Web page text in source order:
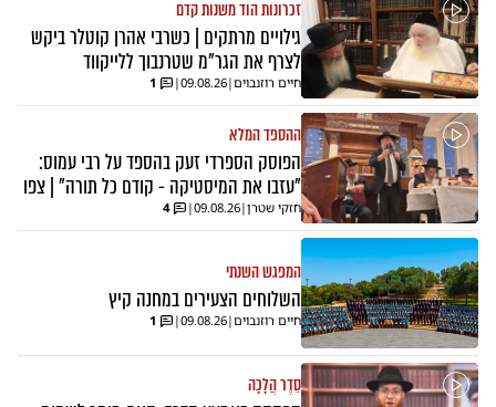
זכרונות הוד משנות קדם
גילויים מרתקים | כשרבי אהרן קוטלר ביקש
לצרף את הגר"מ שטרנבוך ללייקווד
חיים רוזנבוים|
09.08.26
|
1
ההספד המלא
הפוסק הספרדי זעק בהספד על רבי עמוס:
"עזבו את המיסטיקה - קודם כל תורה" | צפו
חזקי שטרן|
09.08.26
|
4
המפגש השנתי
השלוחים הצעירים במחנה קיץ
חיים רוזנבוים|
09.08.26
|
1
סֵדֶר הֲלָכָה